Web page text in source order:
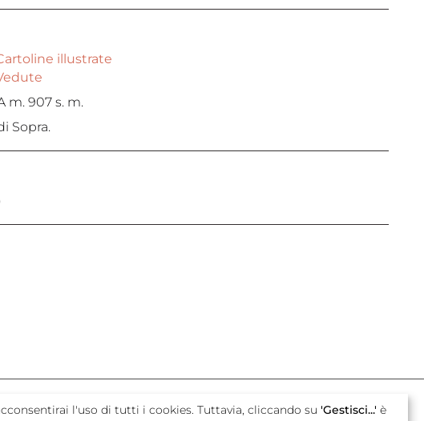
illustrate
m. 907 s. m.
Sopra.
l'uso di tutti i cookies. Tuttavia, cliccando su 'Gestisci...' è